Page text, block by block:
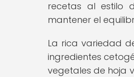
recetas al estilo
mantener el
La rica variedad
ingredientes
vegetales de hoja